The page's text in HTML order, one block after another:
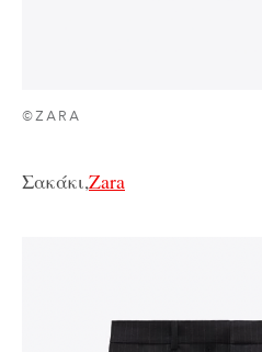
©ZARA
Σακάκι,Zara